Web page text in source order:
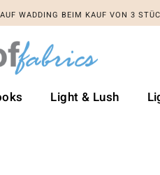
WADDING BEIM KAUF VON 3
Light & Lush